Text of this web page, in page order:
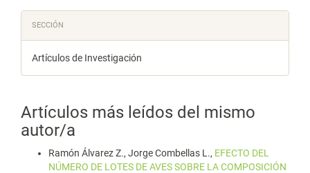
SECCIÓN
Artículos de Investigación
Artículos más leídos del mismo
autor/a
Ramón Álvarez Z., Jorge Combellas L., EFECTO DEL
NÚMERO DE LOTES DE AVES SOBRE LA COMPOSICIÓN